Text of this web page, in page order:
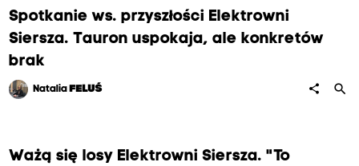
Spotkanie ws. przyszłości Elektrowni
Siersza. Tauron uspokaja, ale konkretów
brak
Natalia FELUŚ share search
Ważą się losy Elektrowni Siersza. "To